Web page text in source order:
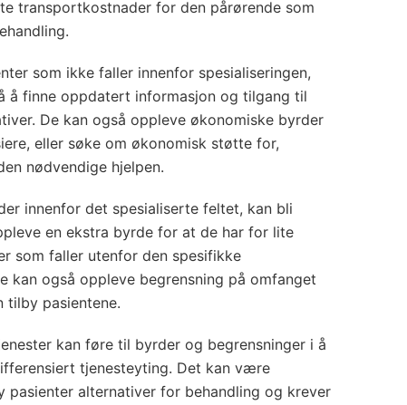
transportkostnader for den pårørende som
som ikke faller innenfor spesialiseringen,
å finne oppdatert informasjon og tilgang til
De kan også oppleve økonomiske byrder
eller søke om økonomisk støtte for,
nødvendige hjelpen.
innenfor det spesialiserte feltet, kan bli
en ekstra byrde for at de har for lite
som faller utenfor den spesifikke
kan også oppleve begrensning på omfanget
tilby pasientene.
kan føre til byrder og begrensninger i å
tjenesteyting. Det kan være
pasienter alternativer for behandling og krever